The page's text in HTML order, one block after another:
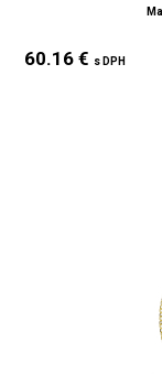
60.16 € s DPH